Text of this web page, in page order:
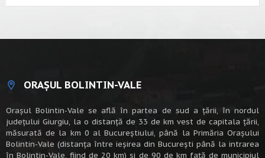
ORAȘUL BOLINTIN-VALE
Oraşul Bolintin-Vale se află în partea de sud a ţării, în nordul
judeţului Giurgiu, la o distanţă de 33 de km vest de capitala țării,
măsurată de la km 0 al Bucureștiului, până la Primăria Orașului
Bolintin-Vale (distanța între ieșirea din București până la intrarea
în Bolintin-Vale, fiind de 20 km) şi de 90 de km faţă de municipiul